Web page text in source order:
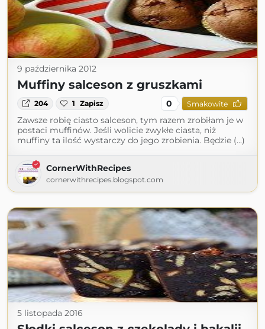
9 października 2012
Muffiny salceson z gruszkami
204 1 Zapisz 0 Smakowite
Zawsze robię ciasto salceson, tym razem zrobiłam je w
postaci muffinów. Jeśli wolicie zwykłe ciasta, niż
muffiny ta ilość wystarczy do jego zrobienia. Będzie (...)
CornerWithRecipes
cornerwithrecipes.blogspot.com
5 listopada 2016